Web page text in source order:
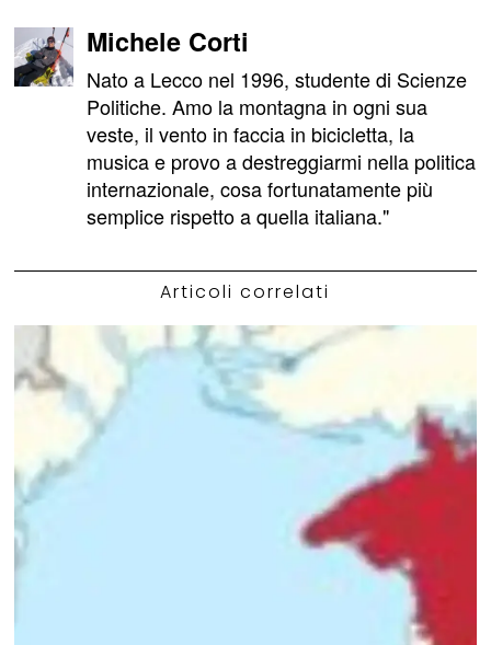
Michele Corti
Nato a Lecco nel 1996, studente di Scienze
Politiche. Amo la montagna in ogni sua
veste, il vento in faccia in bicicletta, la
musica e provo a destreggiarmi nella politica
internazionale, cosa fortunatamente più
semplice rispetto a quella italiana."
Articoli correlati